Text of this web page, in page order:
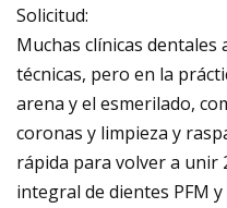
Solicitud:
Muchas clínicas
técnicas, pero en la
arena y el esmerilado,
coronas y limpieza y
rápida para volver a unir
integral de dientes PFM